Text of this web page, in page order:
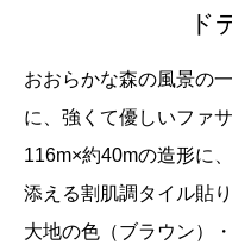
ド
おおらかな森の風景の
に、強くて優しいファ
116m×約40mの造形に
添える割肌調タイル貼
大地の色（ブラウン）